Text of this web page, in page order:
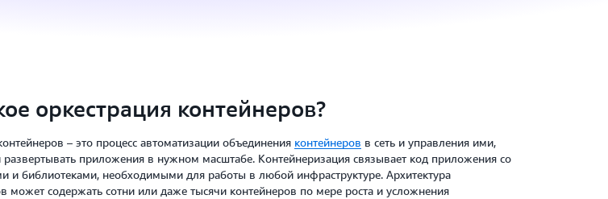
оркестрация контейнеров?
– это процесс автоматизации объединения контейнеров в сеть и управления ими,
приложения в нужном масштабе. Контейнеризация связывает код приложения со
и библиотеками, необходимыми для работы в любой инфраструктуре. Архитектура
может содержать сотни или даже тысячи контейнеров по мере роста и усложнения